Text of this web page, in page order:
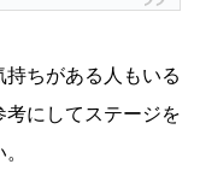
ちがある人もいる
にしてステージを